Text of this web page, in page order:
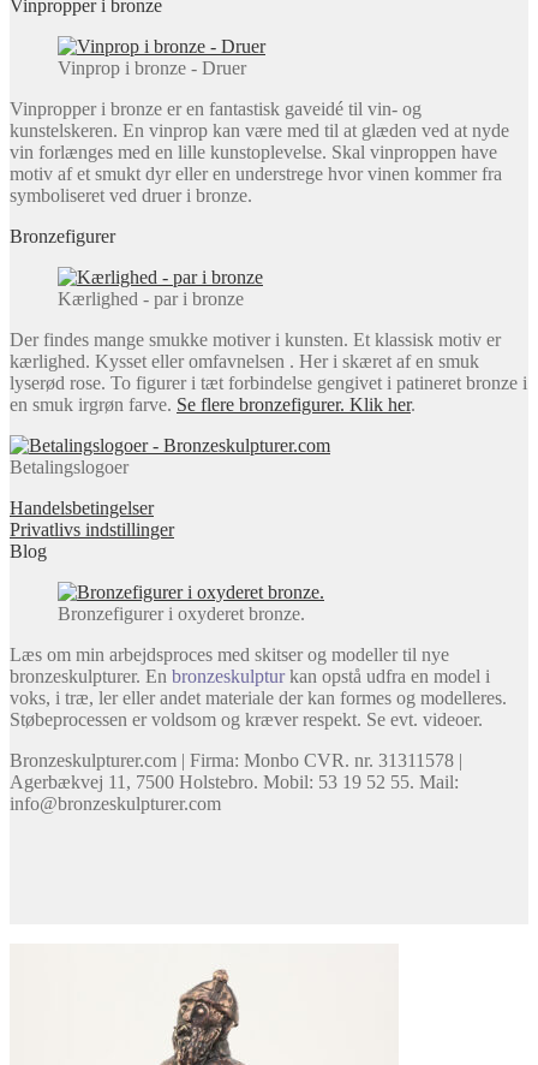
Vinpropper i bronze
Vinprop i bronze - Druer
Vinpropper i bronze er en fantastisk gaveidé til vin- og
kunstelskeren. En vinprop kan være med til at glæden ved at nyde
vin forlænges med en lille kunstoplevelse. Skal vinproppen have
motiv af et smukt dyr eller en understrege hvor vinen kommer fra
symboliseret ved druer i bronze.
Bronzefigurer
Kærlighed - par i bronze
Der findes mange smukke motiver i kunsten. Et klassisk motiv er
kærlighed. Kysset eller omfavnelsen . Her i skæret af en smuk
lyserød rose. To figurer i tæt forbindelse gengivet i patineret bronze i
en smuk irgrøn farve. Se flere bronzefigurer. Klik her.
Betalingslogoer
Handelsbetingelser
Privatlivs indstillinger
Blog
Bronzefigurer i oxyderet bronze.
Læs om min arbejdsproces med skitser og modeller til nye
bronzeskulpturer. En bronzeskulpturkan opstå udfra en model i
voks, i træ, ler eller andet materiale der kan formes og modelleres.
Støbeprocessen er voldsom og kræver respekt. Se evt. videoer.
Bronzeskulpturer.com | Firma: Monbo CVR. nr. 31311578 |
Agerbækvej 11, 7500 Holstebro. Mobil: 53 19 52 55. Mail:
info@bronzeskulpturer.com